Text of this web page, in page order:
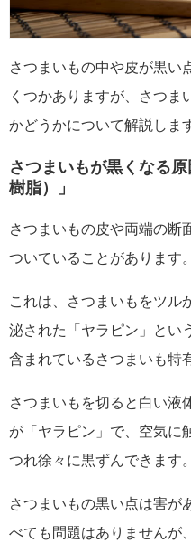
さつまいもの中や皮が黒い
くつかありますが、さつま
かどうかについて解説しま
さつまいもが黒くなる
樹脂）」
さつまいもの皮や両端の断
ついていることがあります。
これは、さつまいもをツル
泌された「ヤラピン」とい
含まれているさつまいも特
さつまいもを切ると白い液
が「ヤラピン」で、空気に
つれ徐々に黒ずんできます。
さつまいもの黒い点は害が
べても問題はありませんが